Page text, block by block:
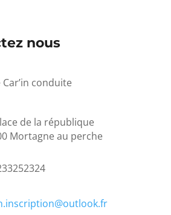
nous
conduite
de la république
Mortagne au perche